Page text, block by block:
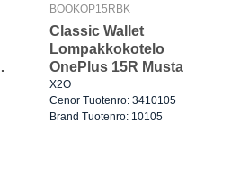
BOOKOP15RBK
Classic Wallet
Lompakkokotelo
OnePlus 15R Musta
X2O
Cenor Tuotenro: 3410105
Brand Tuotenro: 10105